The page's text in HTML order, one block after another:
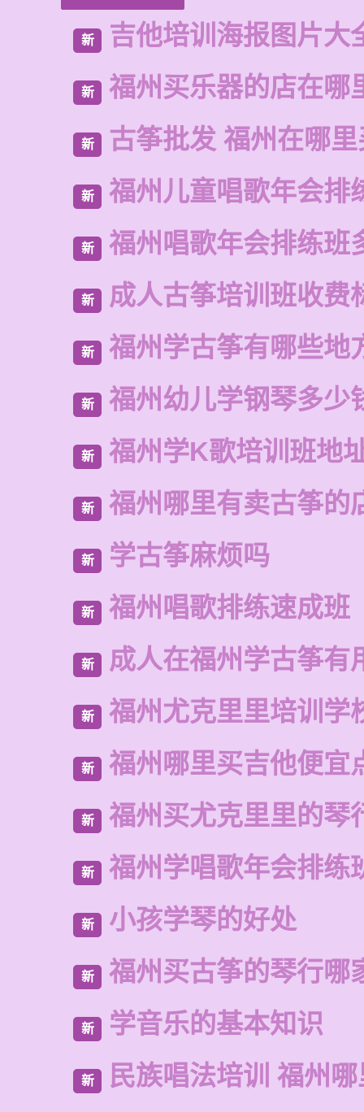
新 吉他培训海报图片大
新 福州买乐器的店在哪
新 古筝批发 福州在哪
新 福州儿童唱歌年会排
新 福州唱歌年会排练班
新 成人古筝培训班收费
新 福州学古筝有哪些地
新 福州幼儿学钢琴多少
新 福州学K歌培训班地
新 福州哪里有卖古筝的
新 学古筝麻烦吗
新 福州唱歌排练速成班
新 成人在福州学古筝有
新 福州尤克里里培训学
新 福州哪里买吉他便宜
新 福州买尤克里里的琴
新 福州学唱歌年会排练
新 小孩学琴的好处
新 福州买古筝的琴行哪
新 学音乐的基本知识
新 民族唱法培训 福州